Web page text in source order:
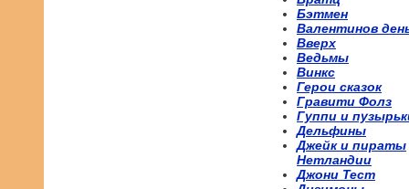
Бэтмен
Валентинов
Вверх
Ведьмы
Винкс
Герои сказок
Гравити Фолз
Гуппи и
Дельфины
Джейк и пираты
Нетландии
Джони Тест